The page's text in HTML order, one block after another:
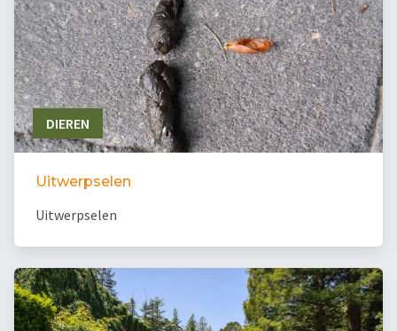
DIEREN
Uitwerpselen
Uitwerpselen